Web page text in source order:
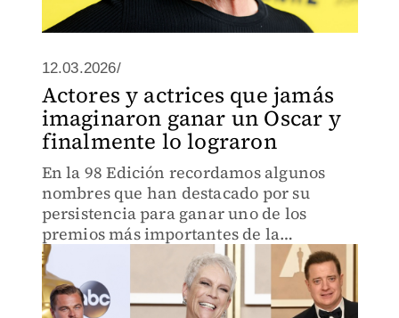
12.03.2026/
Actores y actrices que jamás
imaginaron ganar un Oscar y
finalmente lo lograron
En la 98 Edición recordamos algunos
nombres que han destacado por su
persistencia para ganar uno de los
premios más importantes de la
industria, aun cuando creían que ya no
pasaría